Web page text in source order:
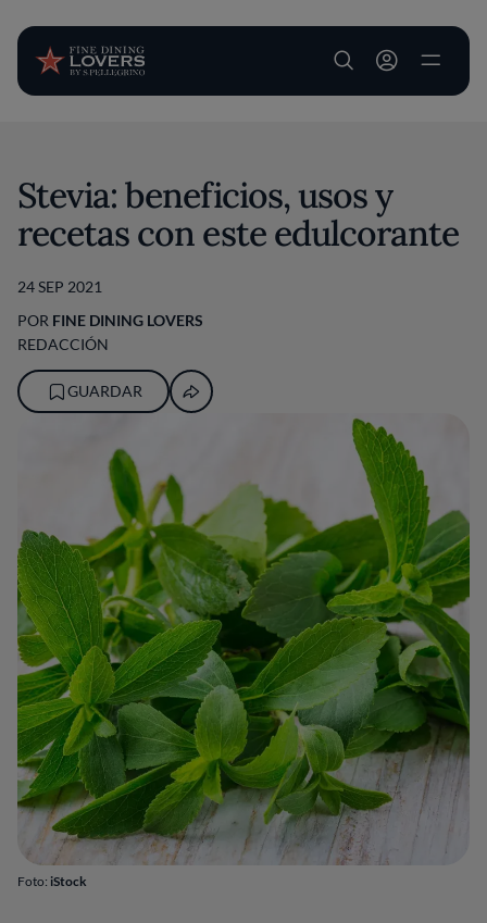
User account
Foto: iStock
Stevia: beneficios, usos y
recetas con este edulcorante
24 SEP 2021
POR FINE DINING LOVERS
REDACCIÓN
GUARDAR